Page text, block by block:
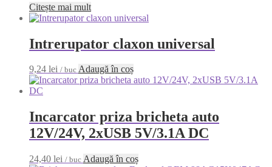
Citește mai mult
Intrerupator claxon universal
9,24 lei / buc Adaugă în coș
Incarcator priza bricheta auto
12V/24V, 2xUSB 5V/3.1A DC
24,40 lei / buc Adaugă în coș